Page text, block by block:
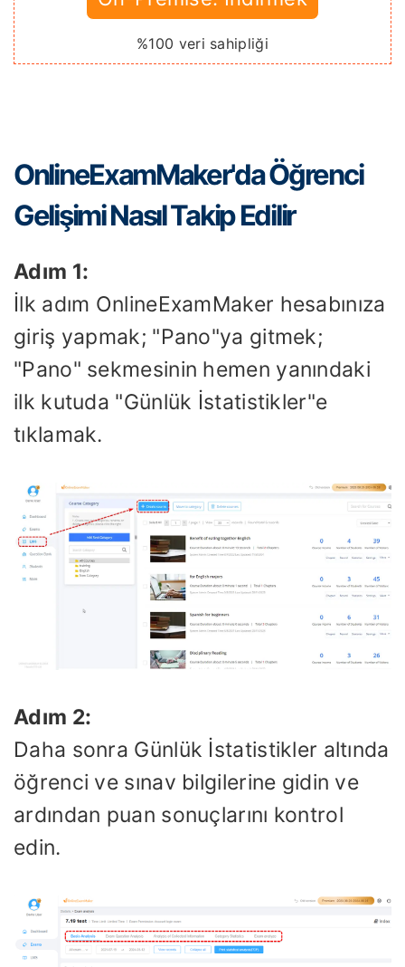
%100 veri sahipliği
OnlineExamMaker'da Öğrenci
Gelişimi Nasıl Takip Edilir
Adım 1:
İlk adım OnlineExamMaker hesabınıza
giriş yapmak; "Pano"ya gitmek;
"Pano" sekmesinin hemen yanındaki
ilk kutuda "Günlük İstatistikler"e
tıklamak.
Adım 2:
Daha sonra Günlük İstatistikler altında
öğrenci ve sınav bilgilerine gidin ve
ardından puan sonuçlarını kontrol
edin.